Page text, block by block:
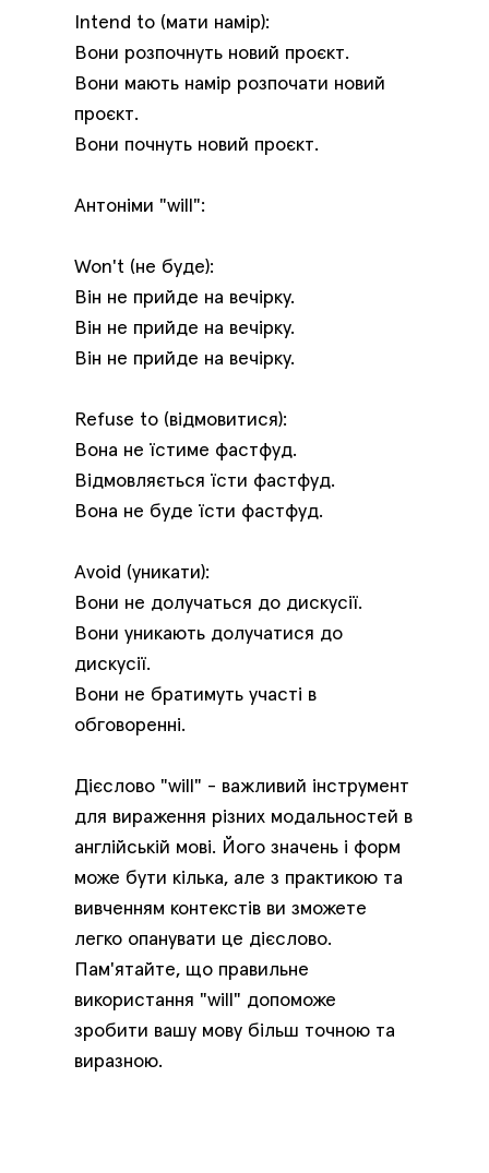
Intend to (мати намір):
Вони розпочнуть новий проєкт.
Вони мають намір розпочати новий
проєкт.
Вони почнуть новий проєкт.
Антоніми "will":
Won't (не буде):
Він не прийде на вечірку.
Він не прийде на вечірку.
Він не прийде на вечірку.
Refuse to (відмовитися):
Вона не їстиме фастфуд.
Відмовляється їсти фастфуд.
Вона не буде їсти фастфуд.
Avoid (уникати):
Вони не долучаться до дискусії.
Вони уникають долучатися до
дискусії.
Вони не братимуть участі в
обговоренні.
Дієслово "will" - важливий інструмент
для вираження різних модальностей в
англійській мові. Його значень і форм
може бути кілька, але з практикою та
вивченням контекстів ви зможете
легко опанувати це дієслово.
Пам'ятайте, що правильне
використання "will" допоможе
зробити вашу мову більш точною та
виразною.